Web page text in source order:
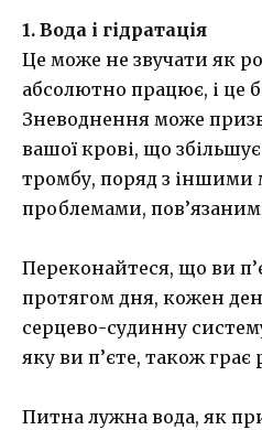
1. Вода і гідратація
Це може не звучати як
абсолютно працює, і це
Зневоднення може
вашої крові, що
тромбу, поряд з
проблемами,
Переконайтеся, що ви
протягом дня, кожен
серцево-судинну
яку ви п’єте, також грає
Питна лужна вода, як